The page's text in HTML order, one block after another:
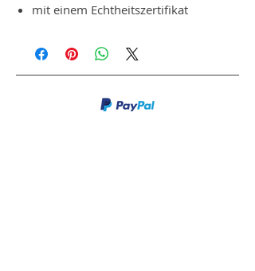
mit einem Echtheitszertifikat